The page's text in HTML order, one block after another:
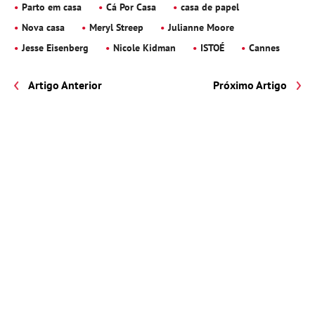
Parto em casa Cá Por Casa
casa de papel
Nova casa
Meryl Streep
Julianne Moore
Jesse Eisenberg
Nicole Kidman ISTOÉ Cannes
Artigo Anterior Próximo Artigo